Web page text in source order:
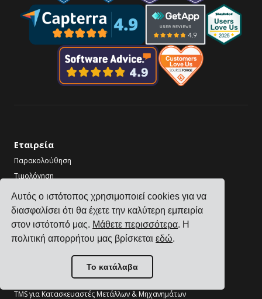
Αυτός ο ιστότοπος χρησιμοποιεί cookies για να
διασφαλίσει ότι θα έχετε την καλύτερη εμπειρία
στον ιστότοπό μας. Μάθετε περισσότερα. Η
πολιτική απορρήτου μας βρίσκεταιεδώ.
Το κατάλαβα
Εταιρεία
Παρακολούθηση
Τιμολόγηση
Ιστορίες Πελατών
Επικοινωνία
Γίνετε Συνεργάτης
Κλάδοι
TMS για Κατασκευαστές Ηλεκτρονικών
TMS για Κατασκευαστές Χημικών
TMS για Κατασκευαστές Μετάλλων & Μηχανημάτων